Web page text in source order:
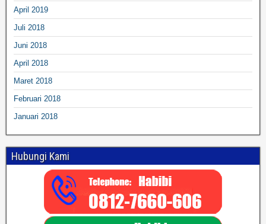
April 2019
Juli 2018
Juni 2018
April 2018
Maret 2018
Februari 2018
Januari 2018
Hubungi Kami